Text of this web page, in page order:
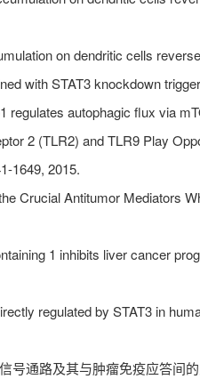
on dendritic cells
with STAT3 knockdown
regulates autophagic flux via
2 (TLR2) and TLR9 Play
1649, 2015.
Crucial Antitumor Mediators
1 inhibits liver cancer
regulated by STAT3 in
号通路及其与肿瘤免疫应答间